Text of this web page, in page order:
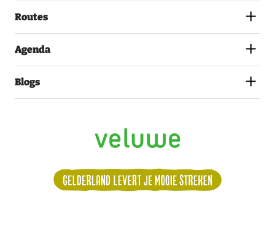
Routes
Agenda
Blogs